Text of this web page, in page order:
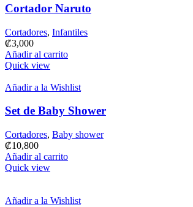
Cortador Naruto
Cortadores, Infantiles
₡3,000
Añadir al carrito
Quick view
Añadir a la Wishlist
Set de Baby Shower
Cortadores, Baby shower
₡10,800
Añadir al carrito
Quick view
Añadir a la Wishlist